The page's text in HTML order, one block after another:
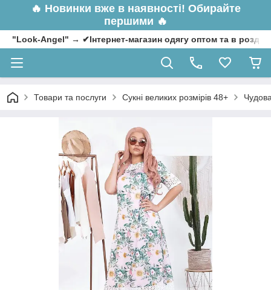
🔥 Новинки вже в наявності! Обирайте
першими 🔥
"Look-Angel" → ✔Інтернет-магазин одягу оптом та в
Товари та послуги Сукні великих розмірів 48+